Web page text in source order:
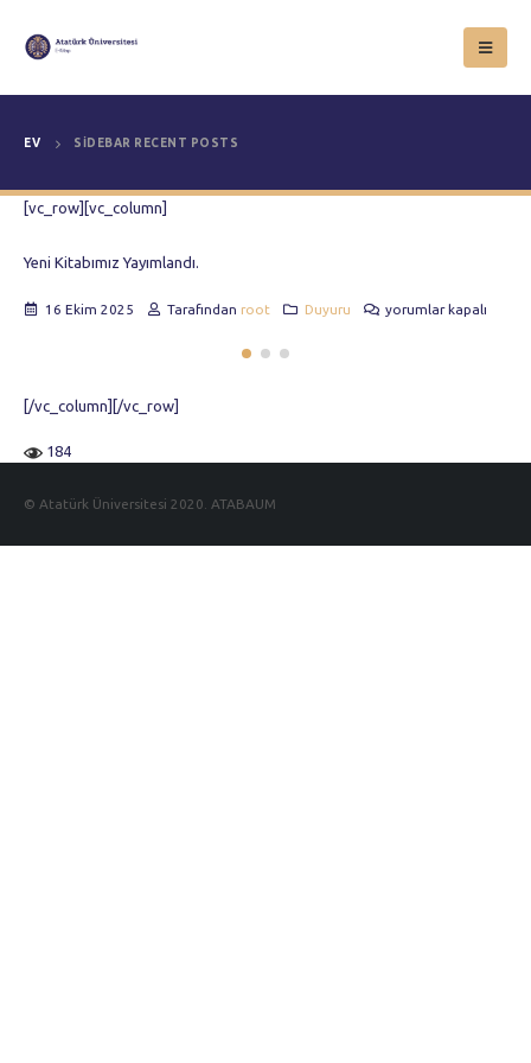
EV SIDEBAR RECENT POSTS
[vc_row][vc_column]
Yeni Kitabımız Yayımlandı.
16 Ekim 2025 Tarafından root Duyuru için
yorumlar kapalı
[/vc_column][/vc_row]
184
© Atatürk Üniversitesi 2020. ATABAUM